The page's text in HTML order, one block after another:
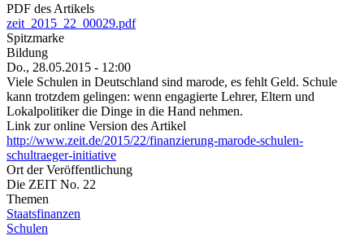
PDF des Artikels
zeit_2015_22_00029.pdf
Spitzmarke
Bildung
Do., 28.05.2015 - 12:00
Viele Schulen in Deutschland sind marode, es fehlt Geld. Schule
kann trotzdem gelingen: wenn engagierte Lehrer, Eltern und
Lokalpolitiker die Dinge in die Hand nehmen.
Link zur online Version des Artikel
http://www.zeit.de/2015/22/finanzierung-marode-schulen-
schultraeger-initiative
Ort der Veröffentlichung
Die ZEIT No. 22
Themen
Staatsfinanzen
Schulen